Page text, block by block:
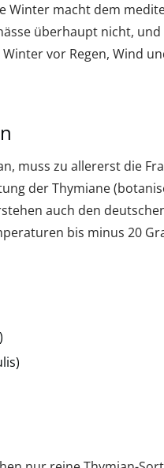
Winter macht dem
überhaupt nicht,
vor Regen, Wind
muss zu allererst die
der Thymiane
auch den
bis minus 20